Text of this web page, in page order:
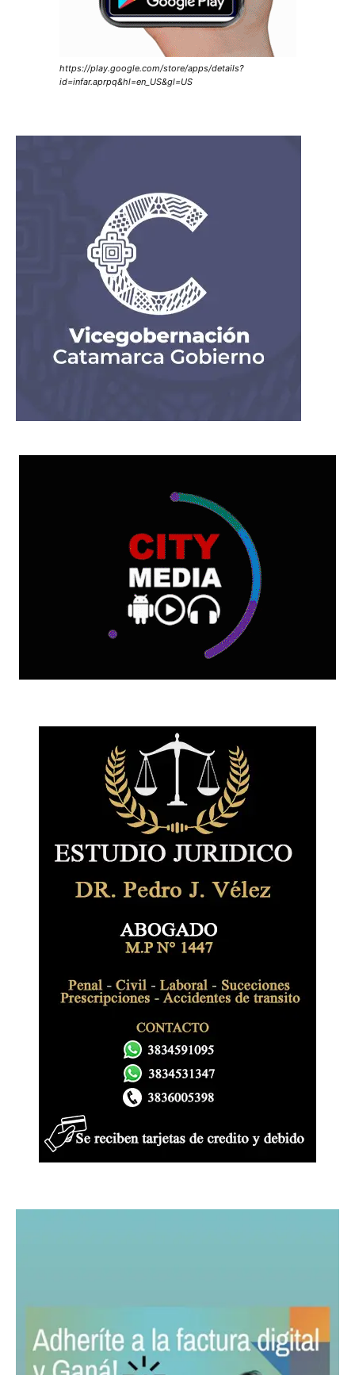
https://play.google.com/store/apps/details?
id=infar.aprpq&hl=en_US&gl=US